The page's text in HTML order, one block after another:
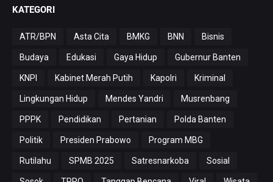
KATEGORI
ATR/BPN Asta Cita BMKG BNN Bisnis
Budaya Edukasi Gaya Hidup Gubernur Banten
KNPI Kabinet Merah Putih Kapolri Kriminal
Lingkungan Hidup Mendes Yandri Musrenbang
PPPK Pendidikan Pertanian Polda Banten
Politik Presiden Prabowo Program MBG
Rutilahu SPMB 2025 Satresnarkoba Sosial